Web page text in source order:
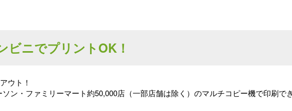
ニでプリントOK！
ウト！
ン・ファミリーマート約50,000店（一部店舗は除く）のマルチコピー機で印刷で